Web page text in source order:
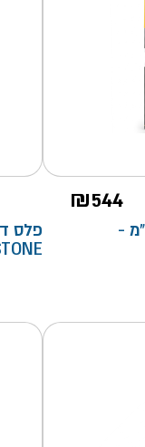
₪544
60 ס"מ -